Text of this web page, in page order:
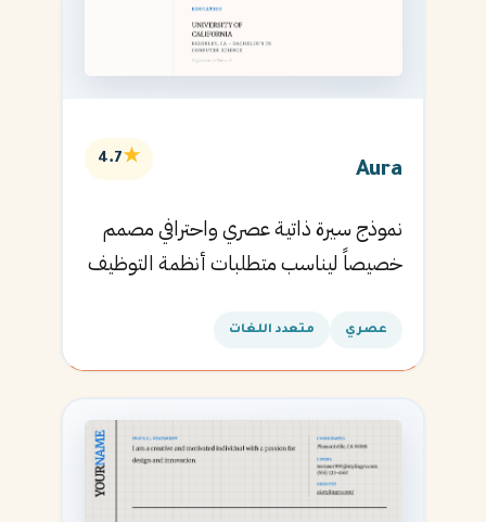
Aura
★
4.7
نموذج سيرة ذاتية عصري واحترافي مصمم
خصيصاً ليناسب متطلبات أنظمة التوظيف
القادمة.
عصري متعدد اللغات